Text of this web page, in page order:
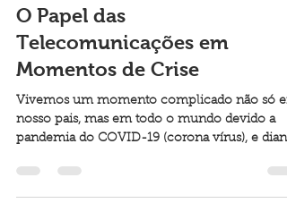
Willian Nogueira
1 de mai. de 2020
2 min de leitura
O Papel das
Telecomunicações em
Momentos de Crise
nosso pais, mas em todo o mundo devido a